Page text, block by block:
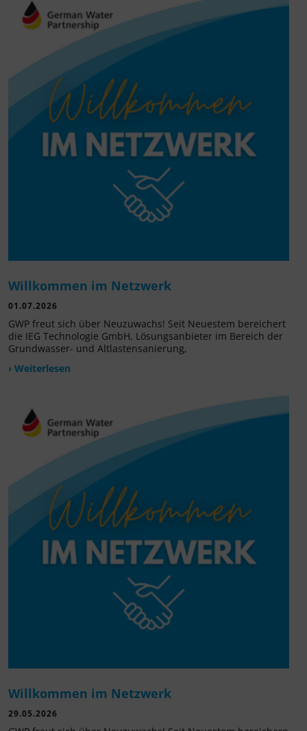
Willkommen im Netzwerk
01.07.2026
GWP freut sich über Neuzuwachs! Seit Neuestem bereichert
die IEG Technologie GmbH, Lösungsanbieter im Bereich der
Grundwasser- und Altlastensanierung,
› Weiterlesen
Willkommen im Netzwerk
29.05.2026